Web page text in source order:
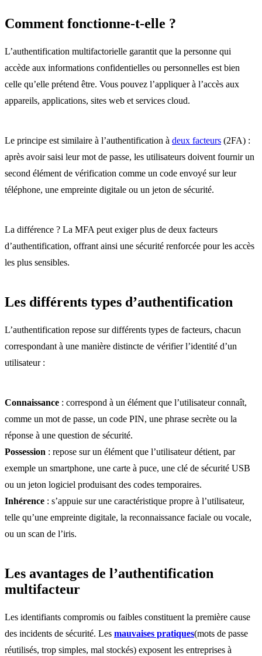
Comment fonctionne-t-elle ?
L’authentification multifactorielle garantit que la personne qui
accède aux informations confidentielles ou personnelles est bien
celle qu’elle prétend être. Vous pouvez l’appliquer à l’accès aux
appareils, applications, sites web et services cloud.
Le principe est similaire à l’authentification à deux facteurs (2FA) :
après avoir saisi leur mot de passe, les utilisateurs doivent fournir un
second élément de vérification comme un code envoyé sur leur
téléphone, une empreinte digitale ou un jeton de sécurité.
La différence ? La MFA peut exiger plus de deux facteurs
d’authentification, offrant ainsi une sécurité renforcée pour les accès
les plus sensibles.
Les différents types d’authentification
L’authentification repose sur différents types de facteurs, chacun
correspondant à une manière distincte de vérifier l’identité d’un
utilisateur :
Connaissance : correspond à un élément que l’utilisateur connaît,
comme un mot de passe, un code PIN, une phrase secrète ou la
réponse à une question de sécurité.
Possession : repose sur un élément que l’utilisateur détient, par
exemple un smartphone, une carte à puce, une clé de sécurité USB
ou un jeton logiciel produisant des codes temporaires.
Inhérence : s’appuie sur une caractéristique propre à l’utilisateur,
telle qu’une empreinte digitale, la reconnaissance faciale ou vocale,
ou un scan de l’iris.
Les avantages de l’authentification
multifacteur
Les identifiants compromis ou faibles constituent la première cause
des incidents de sécurité. Les mauvaises pratiques(mots de passe
réutilisés, trop simples, mal stockés) exposent les entreprises à